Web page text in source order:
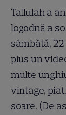
Tallulah a
logodnă a
sâmbătă,
plus un
multe
vintage,
soare. (De